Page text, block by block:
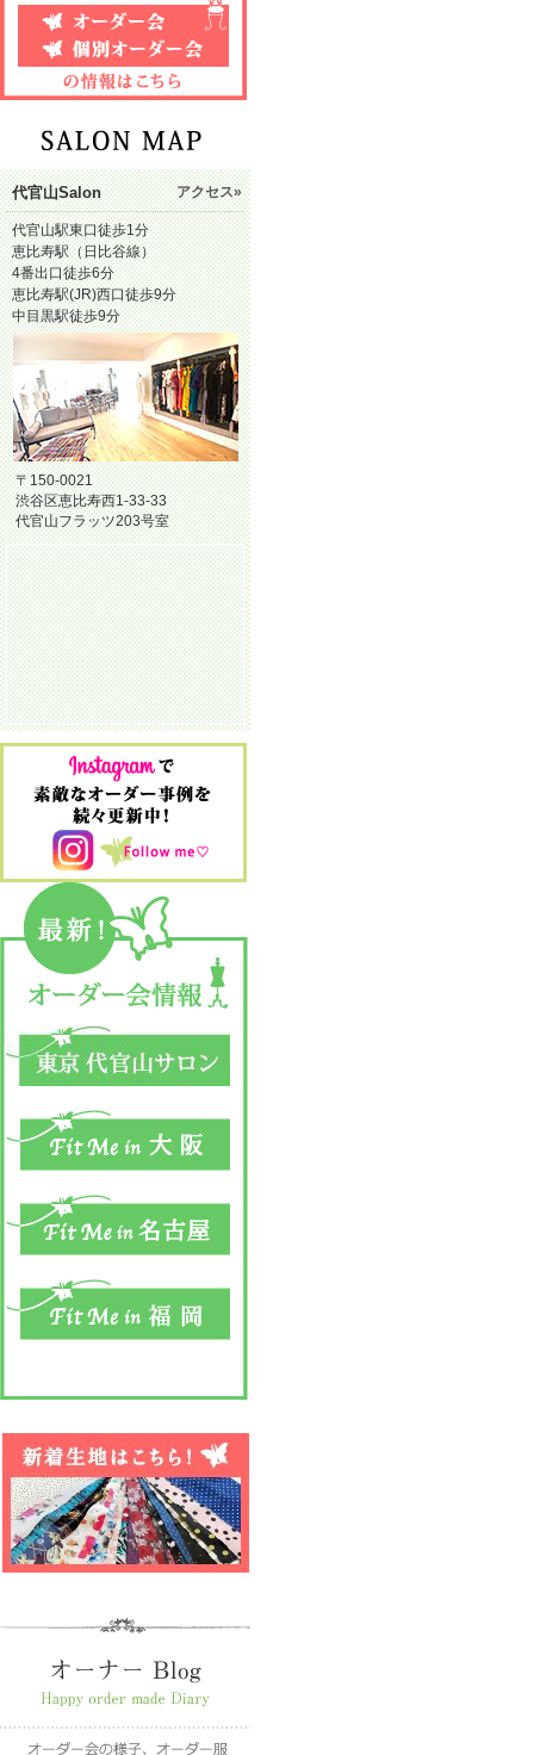
代官山Salon アクセス»
代官山駅東口徒歩1分
恵比寿駅（日比谷線）
4番出口徒歩6分
恵比寿駅(JR)西口徒歩9分
中目黒駅徒歩9分
〒150-0021
渋谷区恵比寿西1-33-33
代官山フラッツ203号室